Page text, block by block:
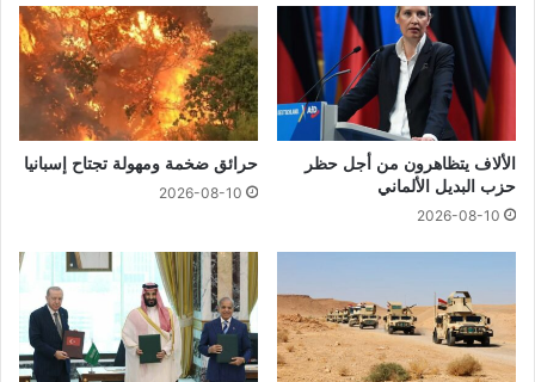
الألاف يتظاهرون من أجل حظر
حزب البديل الألماني
2026-08-10
حرائق ضخمة ومهولة تجتاح إسبانيا
2026-08-10